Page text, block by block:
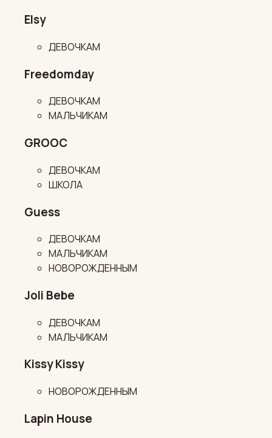
Elsy
ДЕВОЧКАМ
Freedomday
ДЕВОЧКАМ
МАЛЬЧИКАМ
GROOC
ДЕВОЧКАМ
ШКОЛА
Guess
ДЕВОЧКАМ
МАЛЬЧИКАМ
НОВОРОЖДЕННЫМ
Joli Bebe
ДЕВОЧКАМ
МАЛЬЧИКАМ
Kissy Kissy
НОВОРОЖДЕННЫМ
Lapin House